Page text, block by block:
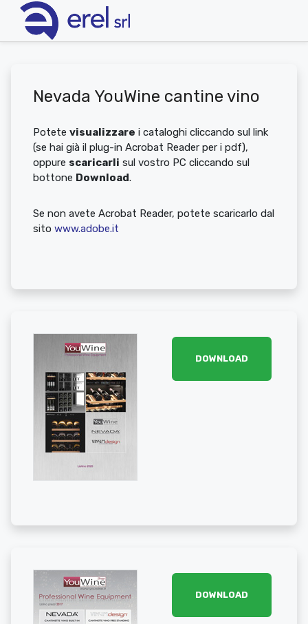
Nevada YouWine cantine vino
Potete visualizzare i cataloghi cliccando sul link
(se hai già il plug-in Acrobat Reader per i pdf),
oppure scaricarli sul vostro PC cliccando sul
bottone Download.
Se non avete Acrobat Reader, potete scaricarlo dal
sito www.adobe.it
DOWNLOAD
DOWNLOAD